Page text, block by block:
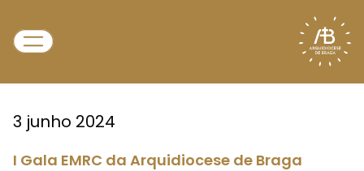
3 junho 2024
I Gala EMRC da Arquidiocese de Braga